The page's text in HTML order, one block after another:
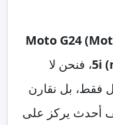
موتورولا (Motorola) Moto G24
، فنحن لا
فقط، بل نقارن
أحدث يركز على